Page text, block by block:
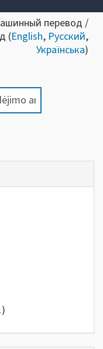
перевод /
(English, Русский,
Українська)